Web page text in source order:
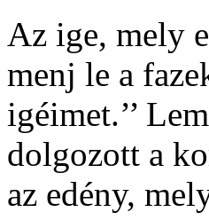
Az ige, mely
menj le a
igéimet.’’
dolgozott a
az edény,